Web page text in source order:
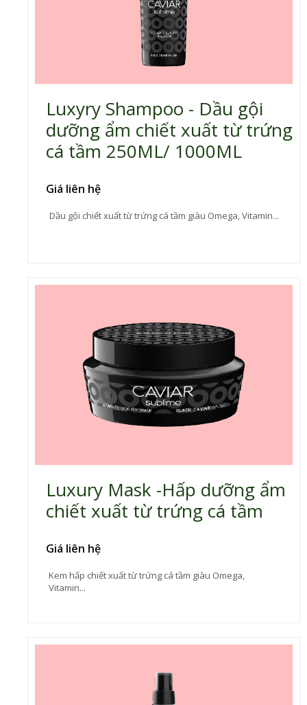
Luxyry Shampoo - Dầu gội
dưỡng ẩm chiết xuất từ trứng
cá tầm 250ML/ 1000ML
Giá liên hệ
Dầu gội chiết xuất từ trứng cá tầm giàu Omega, Vitamin...
Luxury Mask -Hấp dưỡng ẩm
chiết xuất từ trứng cá tầm
Giá liên hệ
Kem hấp chiết xuất từ trứng cá tầm giàu Omega,
Vitamin...